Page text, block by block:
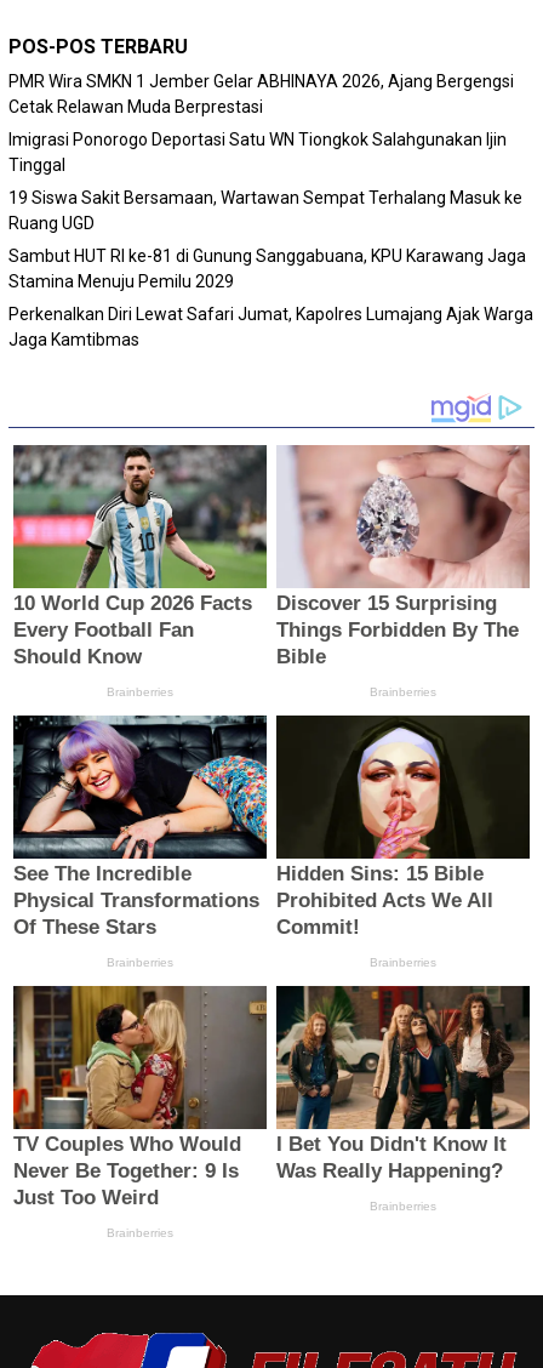
POS-POS TERBARU
PMR Wira SMKN 1 Jember Gelar ABHINAYA 2026, Ajang Bergengsi
Cetak Relawan Muda Berprestasi
Imigrasi Ponorogo Deportasi Satu WN Tiongkok Salahgunakan Ijin
Tinggal
19 Siswa Sakit Bersamaan, Wartawan Sempat Terhalang Masuk ke
Ruang UGD
Sambut HUT RI ke-81 di Gunung Sanggabuana, KPU Karawang Jaga
Stamina Menuju Pemilu 2029
Perkenalkan Diri Lewat Safari Jumat, Kapolres Lumajang Ajak Warga
Jaga Kamtibmas